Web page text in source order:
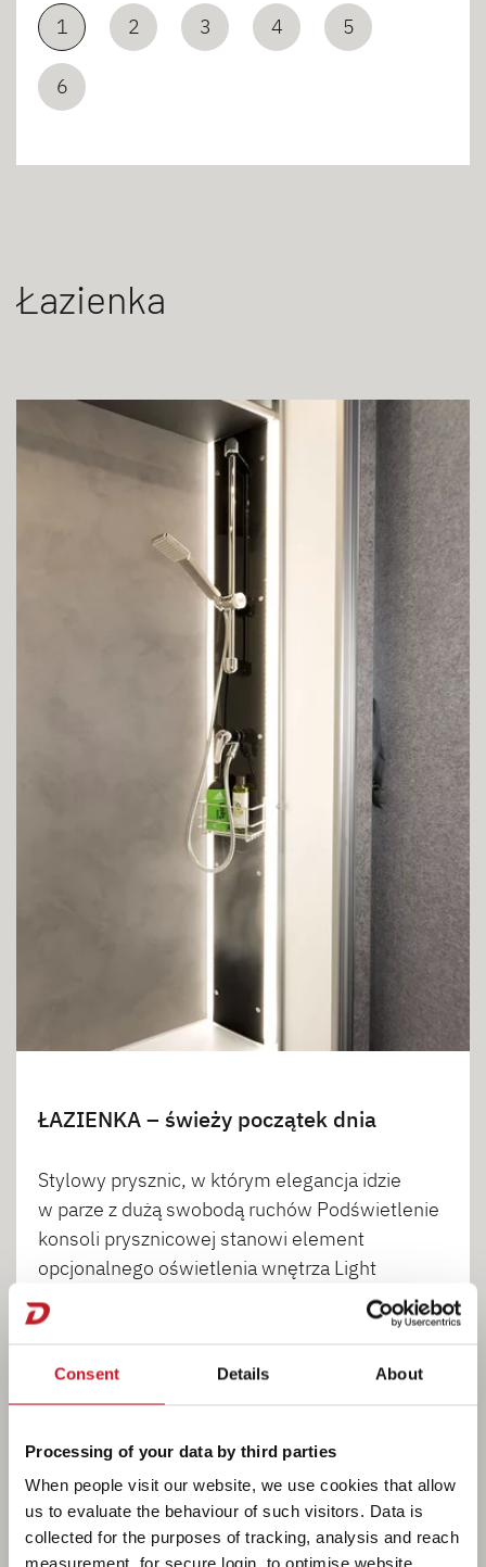
Consent Details About
Processing of your data by third parties
When people visit our website, we use cookies that allow
us to evaluate the behaviour of such visitors. Data is
collected for the purposes of tracking, analysis and reach
measurement, for secure login, to optimise website
1 2 3 4 5
6
Łazienka
ŁAZIENKA – świeży początek dnia
Stylowy prysznic, w którym elegancja idzie
w parze z dużą swobodą ruchów Podświetlenie
konsoli prysznicowej stanowi element
opcjonalnego oświetlenia wnętrza Light
Moments.
1 2